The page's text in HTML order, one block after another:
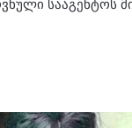
სა­ა­გენ­ტოს